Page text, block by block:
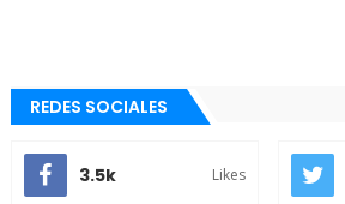
REDES SOCIALES
3.5k Likes